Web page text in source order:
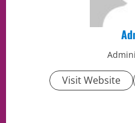
Visit Website